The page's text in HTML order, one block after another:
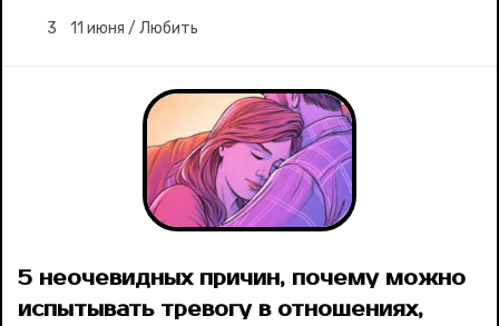
3 11 июня / Любить
5 неочевидных причин, почему можно
испытывать тревогу в отношениях,